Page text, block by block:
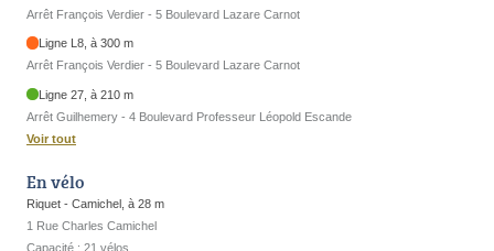
Arrêt François Verdier - 5 Boulevard Lazare Carnot
Ligne L8, à 300 m
Arrêt François Verdier - 5 Boulevard Lazare Carnot
Ligne 27, à 210 m
Arrêt Guilhemery - 4 Boulevard Professeur Léopold Escande
Voir tout
En vélo
Riquet - Camichel, à 28 m
1 Rue Charles Camichel
Capacité : 21 vélos